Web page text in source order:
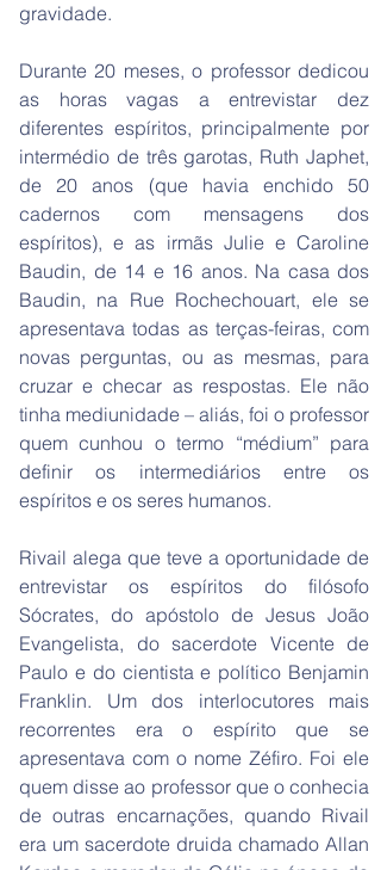
gravidade.
Durante 20 meses, o professor dedicou
as horas vagas a entrevistar dez
diferentes espíritos, principalmente por
intermédio de três garotas, Ruth Japhet,
de 20 anos (que havia enchido 50
cadernos com mensagens dos
espíritos), e as irmãs Julie e Caroline
Baudin, de 14 e 16 anos. Na casa dos
Baudin, na Rue Rochechouart, ele se
apresentava todas as terças-feiras, com
novas perguntas, ou as mesmas, para
cruzar e checar as respostas. Ele não
tinha mediunidade – aliás, foi o professor
quem cunhou o termo “médium” para
definir os intermediários entre os
espíritos e os seres humanos.
Rivail alega que teve a oportunidade de
entrevistar os espíritos do filósofo
Sócrates, do apóstolo de Jesus João
Evangelista, do sacerdote Vicente de
Paulo e do cientista e político Benjamin
Franklin. Um dos interlocutores mais
recorrentes era o espírito que se
apresentava com o nome Zéfiro. Foi ele
quem disse ao professor que o conhecia
de outras encarnações, quando Rivail
era um sacerdote druida chamado Allan